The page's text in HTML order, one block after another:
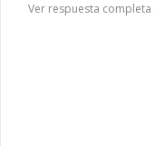
Ver respuesta